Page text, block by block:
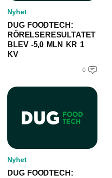
Nyhet
DUG FOODTECH:
RÖRELSERESULTATET
BLEV -5,0 MLN KR 1
KV
0
Nyhet
DUG FOODTECH: